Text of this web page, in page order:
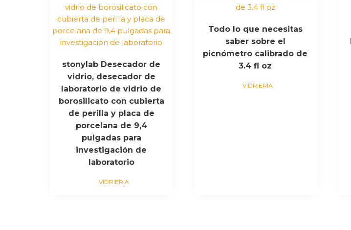
stonylab Desecador de
vidrio, desecador de
laboratorio de vidrio de
borosilicato con cubierta
de perilla y placa de
porcelana de 9,4
pulgadas para
investigación de
laboratorio
VIDRIERIA
Todo lo que necesitas
saber sobre el
picnómetro calibrado de
3.4 fl oz
VIDRIERIA